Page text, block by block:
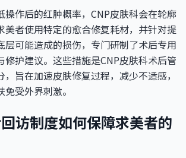
操作后的红肿概率，CNP皮肤科会在轮廓
美者使用特定的愈合修复耗材，并针对提
层可能造成的损伤，专门研制了术后专用
修护建议。这些措施是CNP皮肤科术后管
旨在加速皮肤修复过程，减少不适感，
受外界刺激。
访制度如何保障求美者的